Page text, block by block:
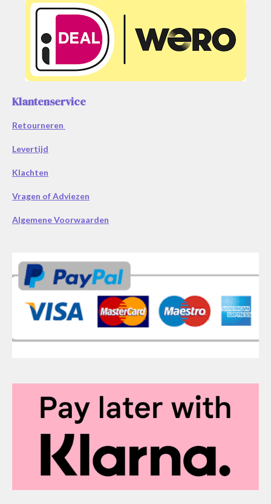
Klantenservice
Retourneren
Levertijd
Klachten
Vragen of Adviezen
Algemene Voorwaarden